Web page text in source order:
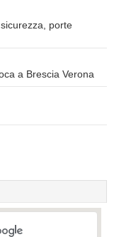
porte
a Brescia Verona